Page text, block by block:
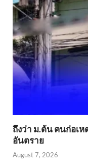
ถึงว่า ม.ต้น คนก่อเห
อันตราย
August 7, 2026